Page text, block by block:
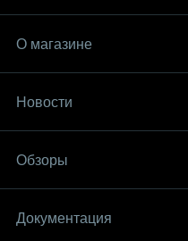
О магазине
Новости
Обзоры
Документация